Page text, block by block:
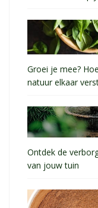
Groei je mee?
natuur elkaar
Ontdek de
van jouw tuin